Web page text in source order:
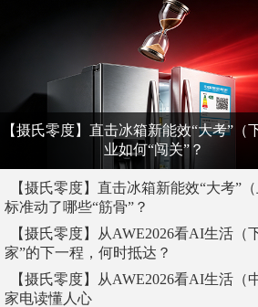
【摄氏零度】直击冰箱新能效“大考”（
业如何“闯关”？
【摄氏零度】直击冰箱新能效“大考”（
标准动了哪些“筋骨”？
【摄氏零度】从AWE2026看AI生活（
家”的下一程，何时抵达？
【摄氏零度】从AWE2026看AI生活（
家电读懂人心